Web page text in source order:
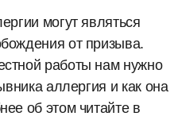
могут являться
от призыва.
работы нам нужно
аллергия и как она
об этом читайте в